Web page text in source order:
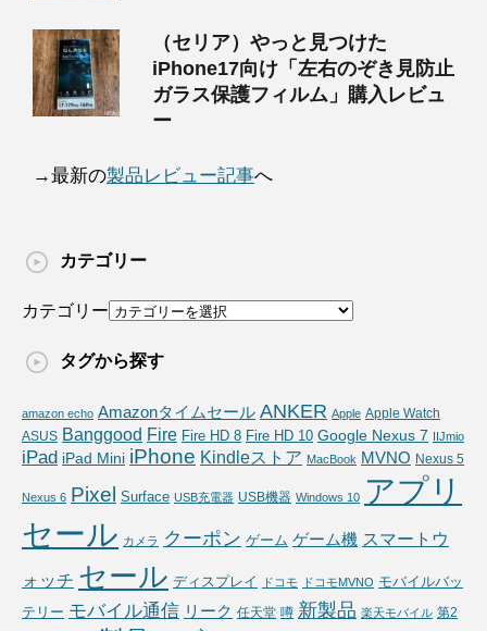
（セリア）やっと見つけた
iPhone17向け「左右のぞき見防止
ガラス保護フィルム」購入レビュ
ー
→最新の製品レビュー記事へ
カテゴリー
カテゴリー
タグから探す
amazon echo Amazonタイムセール ANKER Apple Apple Watch
ASUS Banggood Fire Fire HD 8 Fire HD 10 Google Nexus 7 IIJmio
iPad iPad Mini iPhone Kindleストア MacBook MVNO Nexus 5
Nexus 6 Pixel Surface USB充電器 USB機器 Windows 10 アプリ
セール カメラ クーポン ゲーム ゲーム機 スマートウ
ォッチ セール ディスプレイ ドコモ ドコモMVNO モバイルバッ
テリー モバイル通信 リーク 任天堂 噂 新製品 楽天モバイル 第2